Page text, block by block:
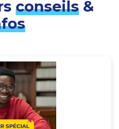
conseils&